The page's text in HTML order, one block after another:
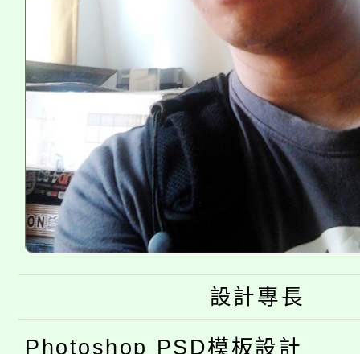
設計專長
Photoshop PSD模板設計